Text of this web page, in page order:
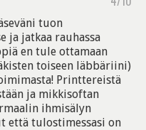
tuon
ja jatkaa rauhassa
en tule ottamaan
toiseen läbbäriini)
Printtereistä
ja mikkisoftan
ihmisälyn
että tulostimessasi on